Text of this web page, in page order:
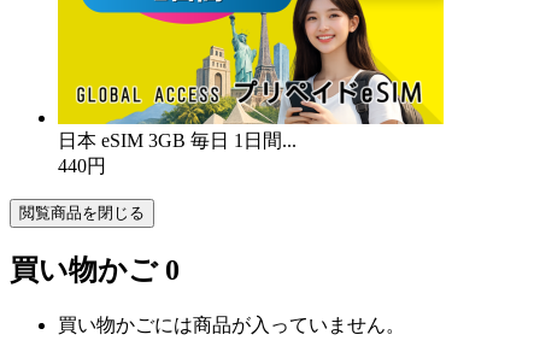
日本 eSIM 3GB 毎日 1日間...
440円
閲覧商品を閉じる
買い物かご 0
買い物かごには商品が入っていません。